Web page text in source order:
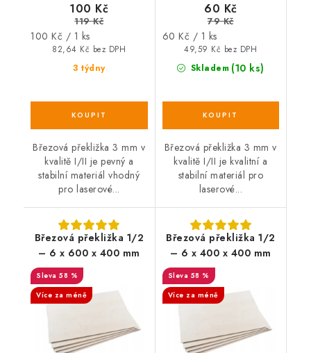
3 týdny
82,64 Kč bez DPH
100 Kč
119 Kč
Měrná
cena:
100 Kč / 1 ks
Březová překližka 3 mm v
kvalitě I/II je pevný a
stabilní materiál vhodný
pro laserové...
Skladem (10 ks)
49,59 Kč bez DPH
60 Kč
79 Kč
Měrná
cena:
60 Kč / 1 ks
Březová překližka 3 mm v
kvalitě I/II je kvalitní a
stabilní materiál pro
laserové...
Březová překližka 1/2
– 6 x 600 x 400 mm
58 %
Více za méně
Březová překližka 1/2
– 6 x 400 x 400 mm
58 %
Více za méně